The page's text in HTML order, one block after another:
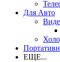
Для Авто
ЕЩЕ...